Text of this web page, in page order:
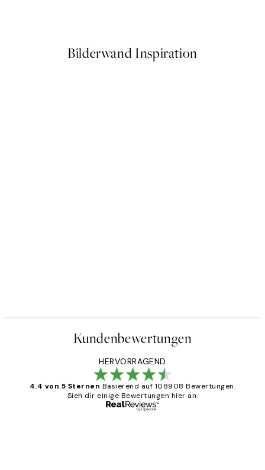
Bilderwand Inspiration
Kundenbewertungen
HERVORRAGEND
4.4 von 5 Sternen Basierend auf 108908 Bewertungen.
Sieh dir einige Bewertungen hier an.